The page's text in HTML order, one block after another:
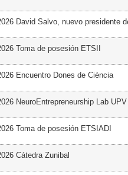
David Salvo, nuevo presidente
Toma de posesión ETSII
Encuentro Dones de Ciència
NeuroEntrepreneurship Lab UPV
Toma de posesión ETSIADI
Cátedra Zunibal